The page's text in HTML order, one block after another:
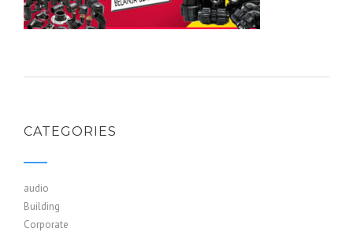
CATEGORIES
audio
Building
Corporate